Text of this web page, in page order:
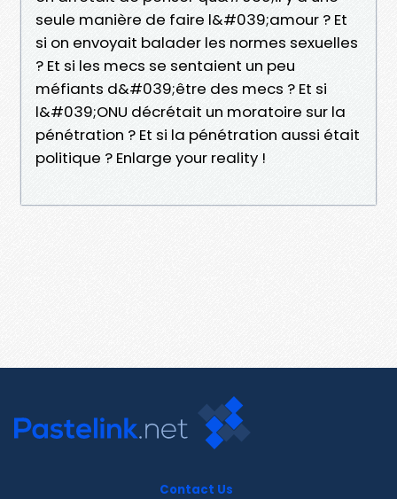
seule manière de faire l&#039;amour ? Et
si on envoyait balader les normes sexuelles
? Et si les mecs se sentaient un peu
méfiants d&#039;être des mecs ? Et si
l&#039;ONU décrétait un moratoire sur la
pénétration ? Et si la pénétration aussi était
politique ? Enlarge your reality !
Contact Us